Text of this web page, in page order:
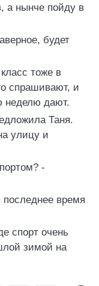
а нынче пойду в
будет
тоже в
спрашивают, и
неделю дают.
Таня.
улицу и
-
время
спорт очень
зимой на